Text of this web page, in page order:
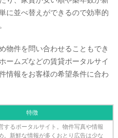
に並べ替えができるので効率的
物件を問い合わせることもでき
ームズなどの賃貸ポータルサイ
情報をお客様の希望条件に合わ
特徴
するポータルサイト。物件写真や情報
。新鮮な情報が多くおとり広告は少な